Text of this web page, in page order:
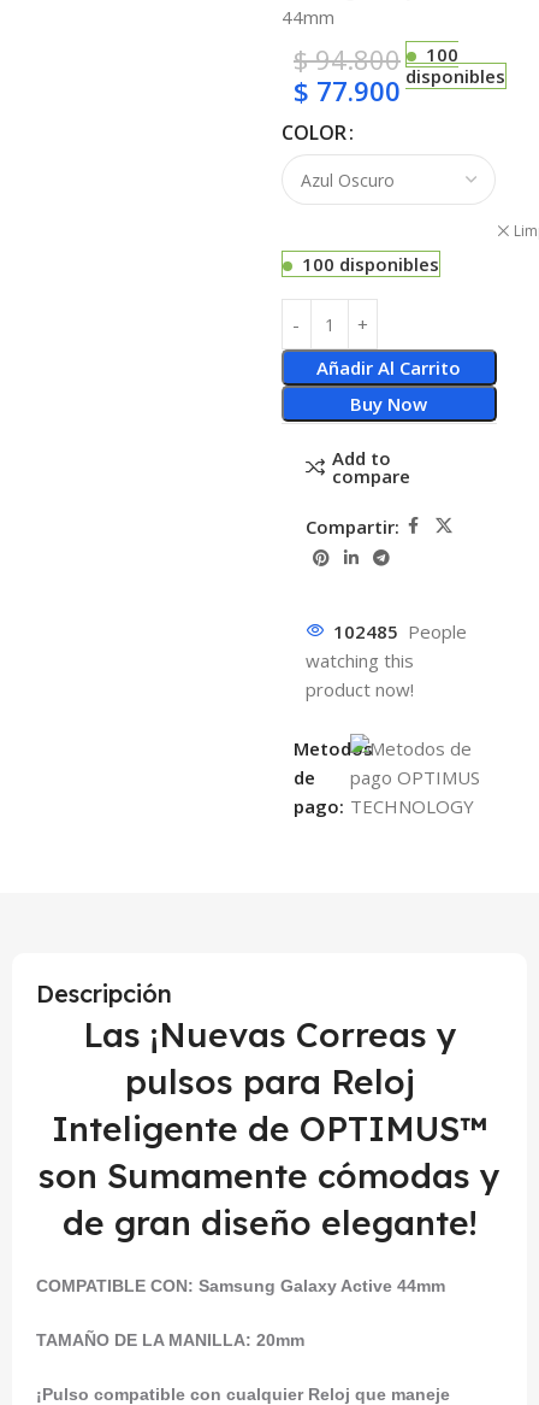
44mm
$94.800
$ 77.900
100
disponibles
COLOR
100 disponibles
Añadir Al Carrito
Buy Now
Add to
compare
Compartir:
102485 People
watching this
product now!
Metodos
de
pago:
Descripción
Las ¡Nuevas Correas y
pulsos para Reloj
Inteligente de OPTIMUS™
son Sumamente cómodas y
de gran diseño elegante!
COMPATIBLE CON: Samsung Galaxy Active 44mm
TAMAÑO DE LA MANILLA: 20mm
¡Pulso compatible con cualquier Reloj que maneje